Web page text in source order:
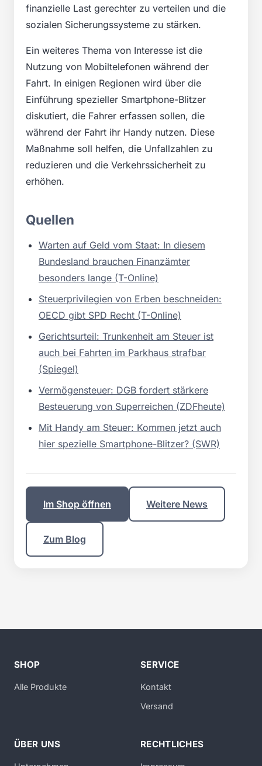
finanzielle Last gerechter zu verteilen und die
sozialen Sicherungssysteme zu stärken.
Ein weiteres Thema von Interesse ist die
Nutzung von Mobiltelefonen während der
Fahrt. In einigen Regionen wird über die
Einführung spezieller Smartphone-Blitzer
diskutiert, die Fahrer erfassen sollen, die
während der Fahrt ihr Handy nutzen. Diese
Maßnahme soll helfen, die Unfallzahlen zu
reduzieren und die Verkehrssicherheit zu
erhöhen.
Quellen
Warten auf Geld vom Staat: In diesem
Bundesland brauchen Finanzämter
besonders lange (T-Online)
Steuerprivilegien von Erben beschneiden:
OECD gibt SPD Recht (T-Online)
Gerichtsurteil: Trunkenheit am Steuer ist
auch bei Fahrten im Parkhaus strafbar
(Spiegel)
Vermögensteuer: DGB fordert stärkere
Besteuerung von Superreichen (ZDFheute)
Mit Handy am Steuer: Kommen jetzt auch
hier spezielle Smartphone-Blitzer? (SWR)
Im Shop öffnen Weitere News
Zum Blog
SHOP
Alle Produkte
SERVICE
Kontakt
Versand
ÜBER UNS RECHTLICHES